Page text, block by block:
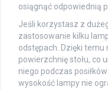
osiągnąć odpowiednią
Jeśli korzystasz z
zastosowanie kilku
odstępach. Dzięki
powierzchnię stołu, co
niego podczas
wysokość lampy nie